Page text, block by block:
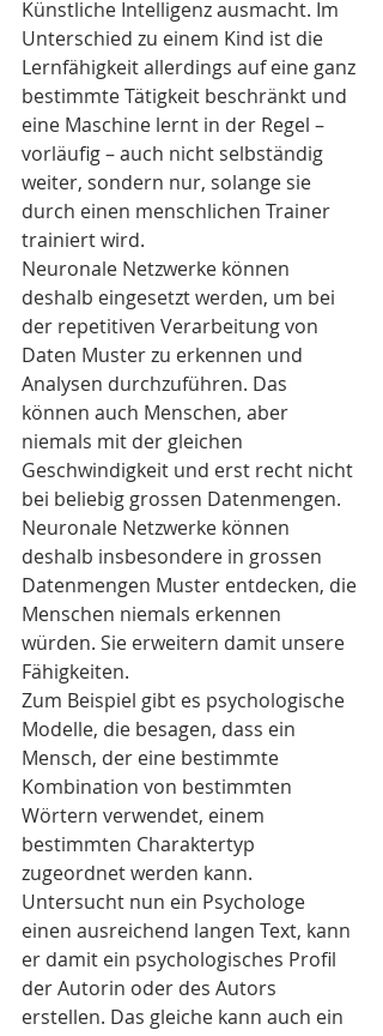
Künstliche Intelligenz ausmacht. Im
Unterschied zu einem Kind ist die
Lernfähigkeit allerdings auf eine ganz
bestimmte Tätigkeit beschränkt und
eine Maschine lernt in der Regel –
vorläufig – auch nicht selbständig
weiter, sondern nur, solange sie
durch einen menschlichen Trainer
trainiert wird.
Neuronale Netzwerke können
deshalb eingesetzt werden, um bei
der repetitiven Verarbeitung von
Daten Muster zu erkennen und
Analysen durchzuführen. Das
können auch Menschen, aber
niemals mit der gleichen
Geschwindigkeit und erst recht nicht
bei beliebig grossen Datenmengen.
Neuronale Netzwerke können
deshalb insbesondere in grossen
Datenmengen Muster entdecken, die
Menschen niemals erkennen
würden. Sie erweitern damit unsere
Fähigkeiten.
Zum Beispiel gibt es psychologische
Modelle, die besagen, dass ein
Mensch, der eine bestimmte
Kombination von bestimmten
Wörtern verwendet, einem
bestimmten Charaktertyp
zugeordnet werden kann.
Untersucht nun ein Psychologe
einen ausreichend langen Text, kann
er damit ein psychologisches Profil
der Autorin oder des Autors
erstellen. Das gleiche kann auch ein